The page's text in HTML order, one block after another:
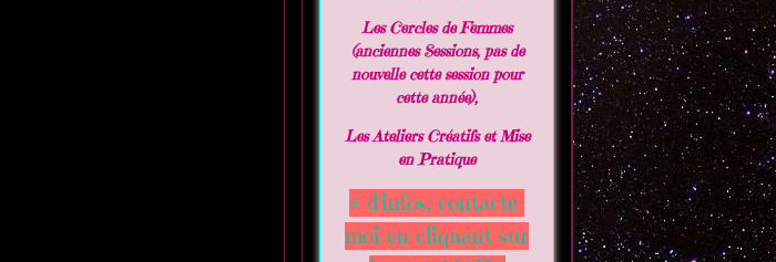
Les Cercles de Femmes
(anciennes Sessions, pas de
nouvelle cette session pour
cette année),
Les Ateliers Créatifs et Mise
en Pratique
+ d'infos, contacte-
moi en cliquant sur